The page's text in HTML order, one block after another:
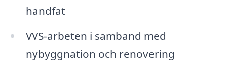
handfat
VVS-arbeten i samband med
nybyggnation och renovering